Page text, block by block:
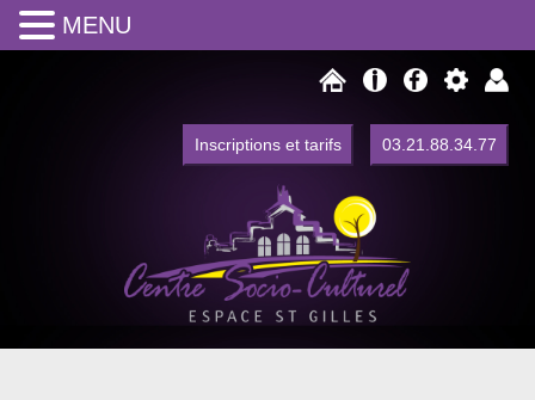
Inscriptions et tarifs 03.21.88.34.77
Centre Socio Culturel de Watten
MENU